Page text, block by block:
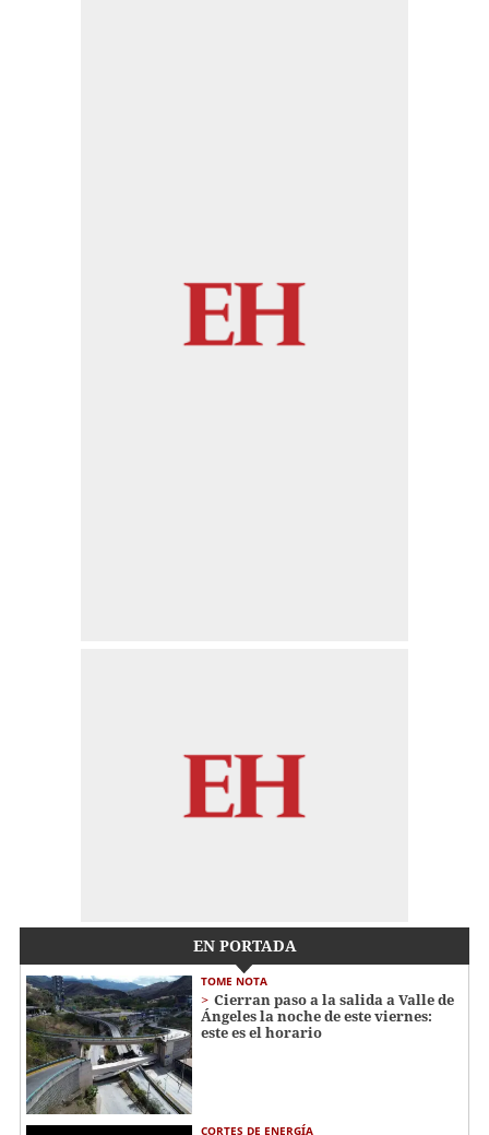
EN PORTADA
TOME NOTA
Cierran paso a la salida a Valle de
Ángeles la noche de este viernes:
este es el horario
CORTES DE ENERGÍA